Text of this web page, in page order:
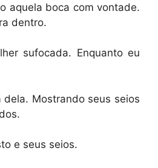
aquela boca com vontade.
dentro.
sufocada. Enquanto eu
dela. Mostrando seus seios
e seus seios.